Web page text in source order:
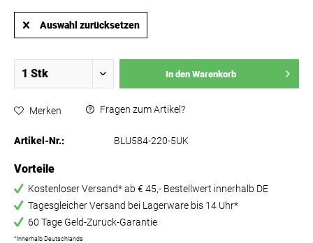
Weit)
Auswahl zurücksetzen
In den Warenkorb
Merken Fragen zum Artikel?
Artikel-Nr.: BLU584-220-5UK
Vorteile
Kostenloser Versand* ab € 45,- Bestellwert innerhalb DE
Tagesgleicher Versand bei Lagerware bis 14 Uhr*
60 Tage Geld-Zurück-Garantie
*Innerhalb Deutschlands